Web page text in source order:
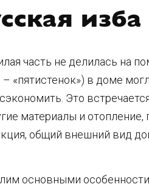
изба
часть не делилась на
«пятистенок») в доме
Это
материалы и
общий внешний вид
основными